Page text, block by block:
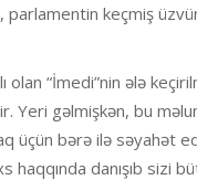
keçmiş
“İmedi”nin ələ
gəlmişkən, bu
üçün bərə ilə səyahət
haqqında danışıb sizi